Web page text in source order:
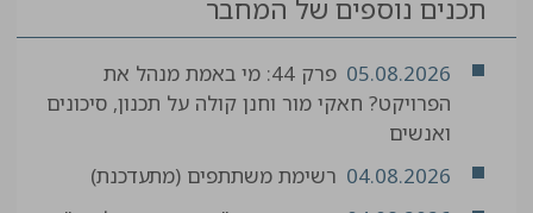
תכנים נוספים של המחבר
05.08.2026
פרק 44: מי באמת מנהל את
הפרויקט? חאקי מור וחנן קולה על תכנון, סיכונים
ואנשים
04.08.2026 רשימת משתתפים (מתעדכנת)